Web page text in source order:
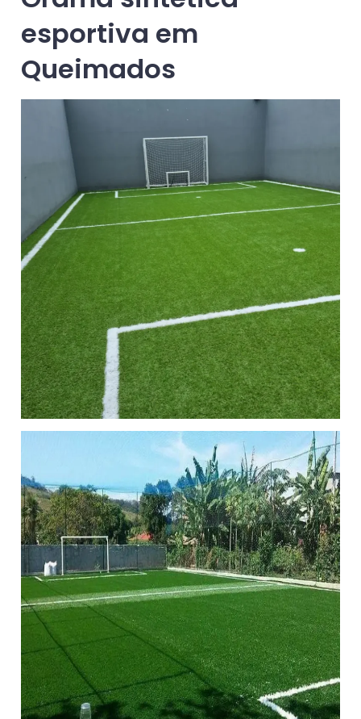
esportiva em
Queimados